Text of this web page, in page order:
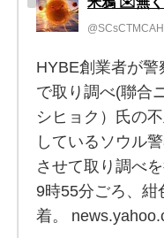
HYBE創業者が
で取り調べ(聯合
シヒョク）氏の
しているソウル
させて取り調べ
9時55分ごろ、紺
着。